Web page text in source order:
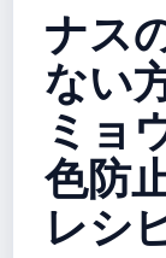
ナス
ない
ミョ
色防
レシ